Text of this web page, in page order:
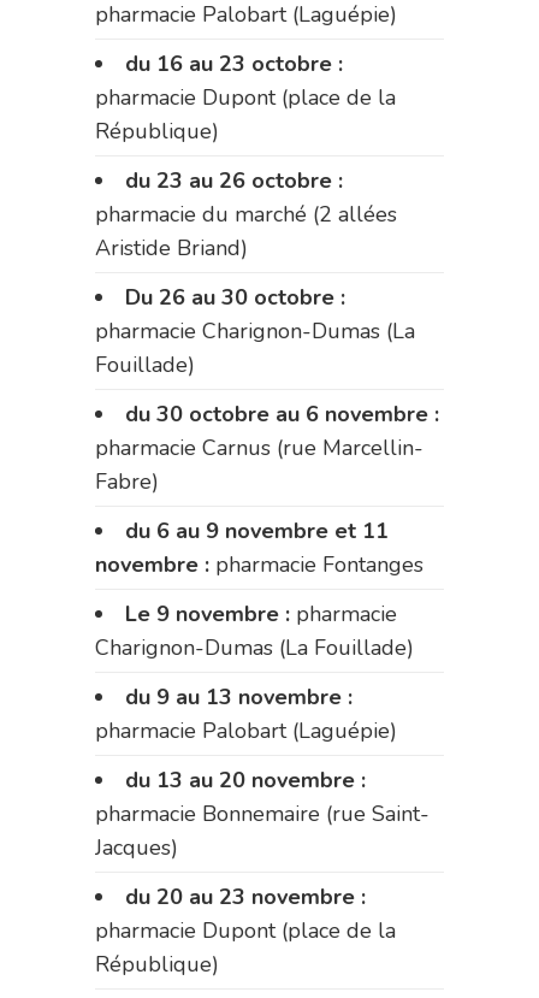
pharmacie Palobart (Laguépie)
du 16 au 23 octobre :
pharmacie Dupont (place de la
République)
du 23 au 26 octobre :
pharmacie du marché (2 allées
Aristide Briand)
Du 26 au 30 octobre :
pharmacie Charignon-Dumas (La
Fouillade)
du 30 octobre au 6 novembre :
pharmacie Carnus (rue Marcellin-
Fabre)
du 6 au 9 novembre et 11
novembre : pharmacie Fontanges
Le 9 novembre : pharmacie
Charignon-Dumas (La Fouillade)
du 9 au 13 novembre :
pharmacie Palobart (Laguépie)
du 13 au 20 novembre :
pharmacie Bonnemaire (rue Saint-
Jacques)
du 20 au 23 novembre :
pharmacie Dupont (place de la
République)